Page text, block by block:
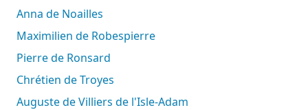
Anna de Noailles
Maximilien de Robespierre
Pierre de Ronsard
Chrétien de Troyes
Auguste de Villiers de l'Isle-Adam